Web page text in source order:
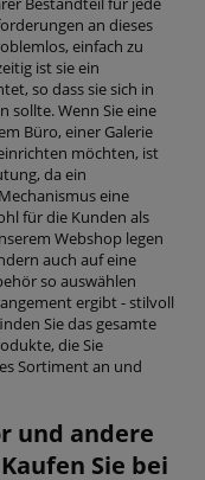
an dieses
einfach zu
ist sie ein
so dass sie sich in
sollte. Wenn Sie eine
Büro, einer Galerie
möchten, ist
da ein
eine
für die Kunden als
Webshop legen
auch auf eine
so auswählen
ergibt - stilvoll
Sie das gesamte
die Sie
Sortiment an und
und andere
Sie bei